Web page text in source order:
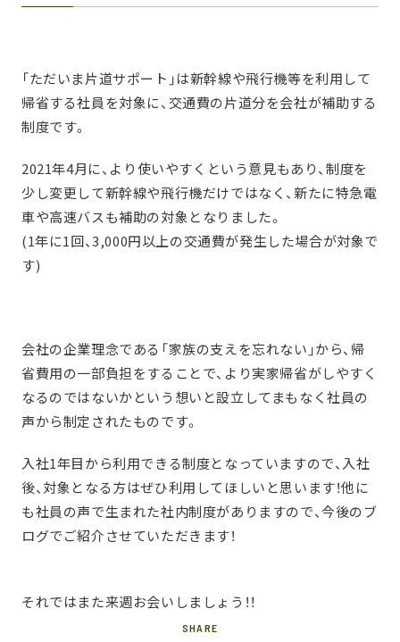
「ただいま片道サポート」は新幹線や飛行機等を利用して
帰省する社員を対象に、交通費の片道分を会社が補助する
制度です。
2021年4月に、より使いやすくという意見もあり、制度を
少し変更して新幹線や飛行機だけではなく、新たに特急電
車や高速バスも補助の対象となりました。
(1年に1回、3,000円以上の交通費が発生した場合が対象で
す)
会社の企業理念である「家族の支えを忘れない」から、帰
省費用の一部負担をすることで、より実家帰省がしやすく
なるのではないかという想いと設立してまもなく社員の
声から制定されたものです。
入社1年目から利用できる制度となっていますので、入社
後、対象となる方はぜひ利用してほしいと思います！他に
も社員の声で生まれた社内制度がありますので、今後のブ
ログでご紹介させていただきます！
それではまた来週お会いしましょう！！
SHARE